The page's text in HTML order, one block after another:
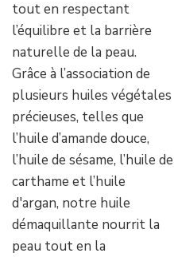
tout en respectant
l’équilibre et la barrière
naturelle de la peau.
Grâce à l’association de
plusieurs huiles végétales
précieuses, telles que
l’huile d’amande douce,
l’huile de sésame, l’huile de
carthame et l’huile
d'argan, notre huile
démaquillante nourrit la
peau tout en la